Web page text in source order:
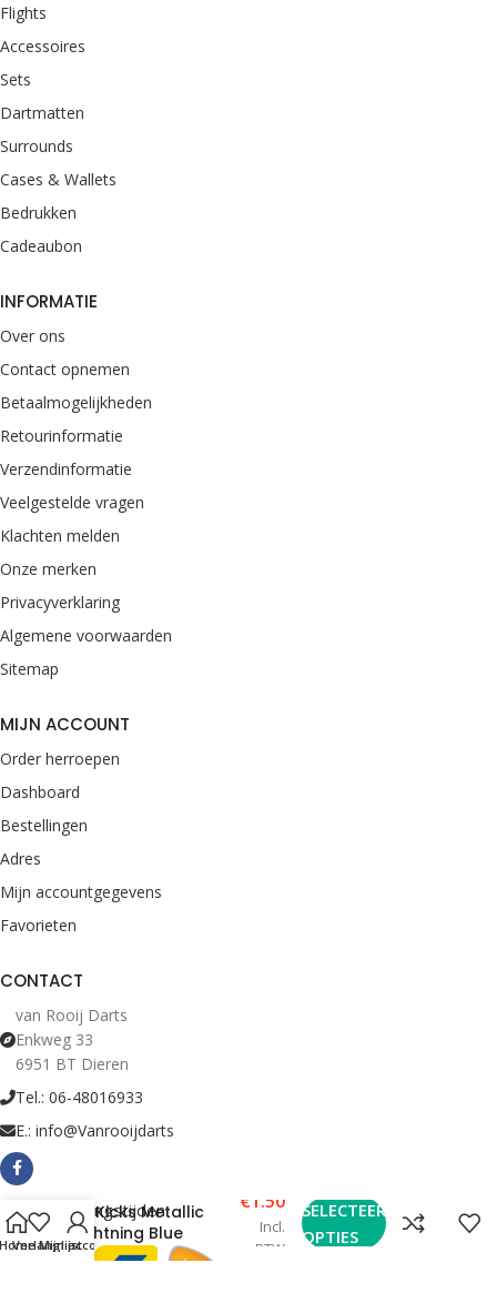
Flights
Accessoires
Sets
Dartmatten
Surrounds
Cases & Wallets
Bedrukken
Cadeaubon
INFORMATIE
Over ons
Contact opnemen
Betaalmogelijkheden
Retourinformatie
Verzendinformatie
Veelgestelde vragen
Klachten melden
Onze merken
Privacyverklaring
Algemene voorwaarden
Sitemap
MIJN ACCOUNT
Order herroepen
Dashboard
Bestellingen
Adres
Mijn accountgegevens
Favorieten
CONTACT
van Rooij Darts
Enkweg 33
6951 BT Dieren
Tel.: 06-48016933
E.: info@Vanrooijdarts
Bekijk Openingstijden
McKicks Metallic
Lightning Blue
€ 1.50
Incl.
BTW
SELECTEER
OPTIES
Verlanglijst
Mijn account